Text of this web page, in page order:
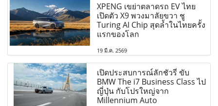
XPENG เขย่าตลาดรถ EV ไทย
เปิดตัว X9 พวงมาลัยขวา ชู
Turing AI Chip สุดล้ำในไทยครั้ง
แรกของโลก
19 มี.ค. 2569
เปิดประสบการณ์ลักชัวรี่ ขับ
BMW The i7 Business Class ไป
ญี่ปุ่น กับโปรใหญ่จาก
Millennium Auto